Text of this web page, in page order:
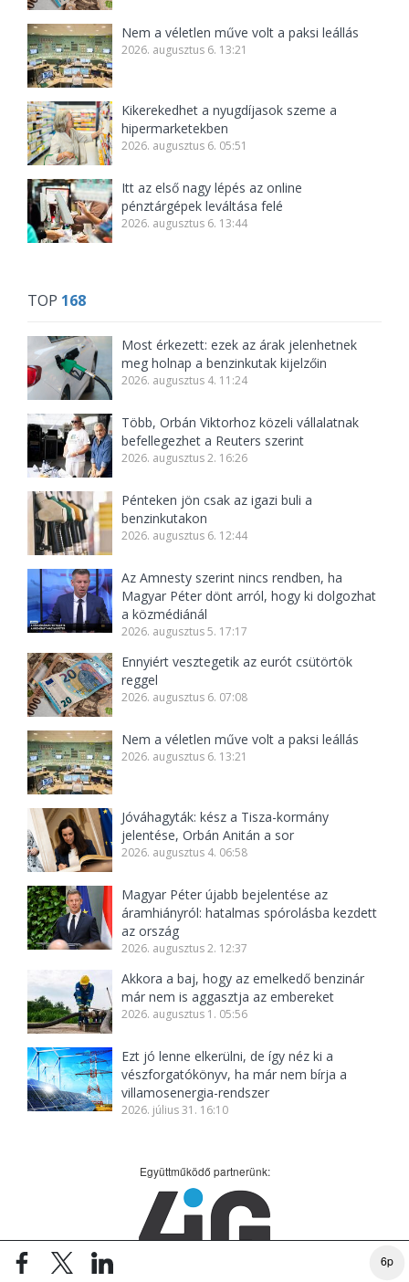
6p
Nem a véletlen műve volt a paksi leállás
2026. augusztus 6. 13:21
Kikerekedhet a nyugdíjasok szeme a
hipermarketekben
2026. augusztus 6. 05:51
Itt az első nagy lépés az online
pénztárgépek leváltása felé
2026. augusztus 6. 13:44
TOP 168
Most érkezett: ezek az árak jelenhetnek
meg holnap a benzinkutak kijelzőin
2026. augusztus 4. 11:24
Több, Orbán Viktorhoz közeli vállalatnak
befellegezhet a Reuters szerint
2026. augusztus 2. 16:26
Pénteken jön csak az igazi buli a
benzinkutakon
2026. augusztus 6. 12:44
Az Amnesty szerint nincs rendben, ha
Magyar Péter dönt arról, hogy ki dolgozhat
a közmédiánál
2026. augusztus 5. 17:17
Ennyiért vesztegetik az eurót csütörtök
reggel
2026. augusztus 6. 07:08
Nem a véletlen műve volt a paksi leállás
2026. augusztus 6. 13:21
Jóváhagyták: kész a Tisza-kormány
jelentése, Orbán Anitán a sor
2026. augusztus 4. 06:58
Magyar Péter újabb bejelentése az
áramhiányról: hatalmas spórolásba kezdett
az ország
2026. augusztus 2. 12:37
Akkora a baj, hogy az emelkedő benzinár
már nem is aggasztja az embereket
2026. augusztus 1. 05:56
Ezt jó lenne elkerülni, de így néz ki a
vészforgatókönyv, ha már nem bírja a
villamosenergia-rendszer
2026. július 31. 16:10
Együttműködő partnerünk: